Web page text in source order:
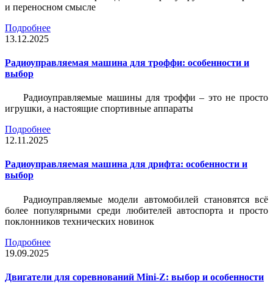
и переносном смысле
Подробнее
13.12.2025
Радиоуправляемая машина для троффи: особенности и
выбор
Радиоуправляемые машины для троффи – это не просто
игрушки, а настоящие спортивные аппараты
Подробнее
12.11.2025
Радиоуправляемая машина для дрифта: особенности и
выбор
Радиоуправляемые модели автомобилей становятся всё
более популярными среди любителей автоспорта и просто
поклонников технических новинок
Подробнее
19.09.2025
Двигатели для соревнований Mini-Z: выбор и особенности